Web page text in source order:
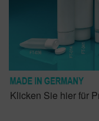
Klicken Sie hier für